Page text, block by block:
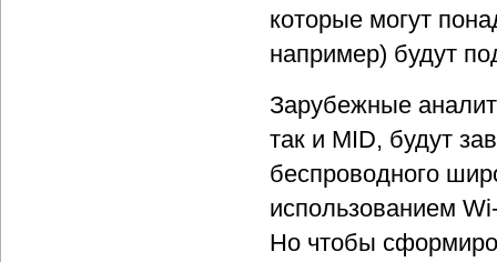
которые могут
например) будут
Зарубежные
так и MID, будут
беспроводного
использованием
Но чтобы